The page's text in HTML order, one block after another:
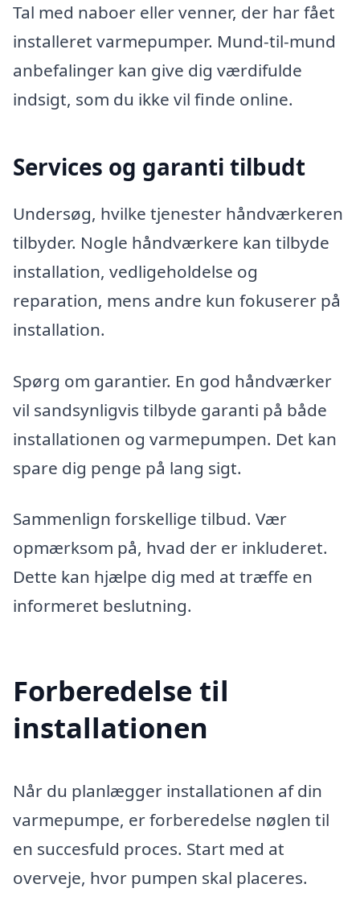
Tal med naboer eller venner, der har fået
installeret varmepumper. Mund-til-mund
anbefalinger kan give dig værdifulde
indsigt, som du ikke vil finde online.
Services og garanti tilbudt
Undersøg, hvilke tjenester håndværkeren
tilbyder. Nogle håndværkere kan tilbyde
installation, vedligeholdelse og
reparation, mens andre kun fokuserer på
installation.
Spørg om garantier. En god håndværker
vil sandsynligvis tilbyde garanti på både
installationen og varmepumpen. Det kan
spare dig penge på lang sigt.
Sammenlign forskellige tilbud. Vær
opmærksom på, hvad der er inkluderet.
Dette kan hjælpe dig med at træffe en
informeret beslutning.
Forberedelse til
installationen
Når du planlægger installationen af din
varmepumpe, er forberedelse nøglen til
en succesfuld proces. Start med at
overveje, hvor pumpen skal placeres.